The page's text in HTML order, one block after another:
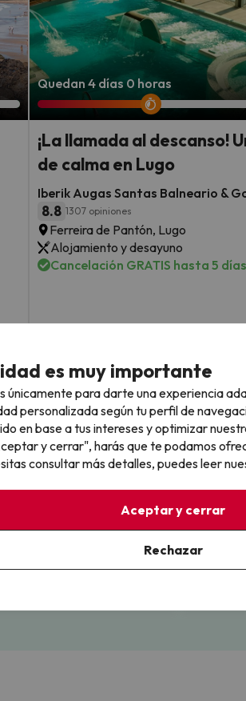
Quedan 4 días 0 horas
¡La llamada al descanso!
de calma en Lugo
Iberik Augas Santas Balneario &
8.8 1307 opiniones
Ferreira de Pantón, Lugo
Alojamiento y desayuno
Cancelación GRATIS hasta 5
Ver todos los chollos
y cancelaciones con total
Paga a
es muy importante
únicamente para darte una experiencia
personalizada según tu perfil de
en base a tus intereses y optimizar
y cerrar", harás que te podamos
consultar más detalles, puedes leer
Aceptar y cerrar
Rechazar